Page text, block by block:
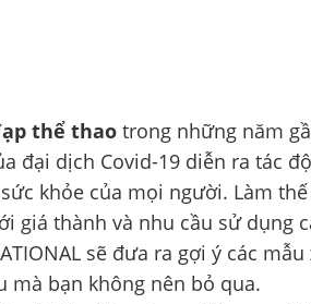
thể thao trong những năm
đại dịch Covid-19 diễn ra tác
khỏe của mọi người. Làm
giá thành và nhu cầu sử dụng
sẽ đưa ra gợi ý các mẫu
mà bạn không nên bỏ qua.